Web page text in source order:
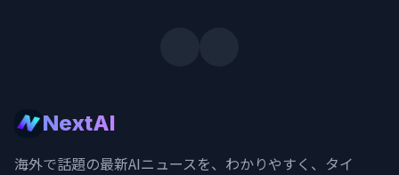
NextAI
海外で話題の最新AIニュースを、わかりやすく、タイ